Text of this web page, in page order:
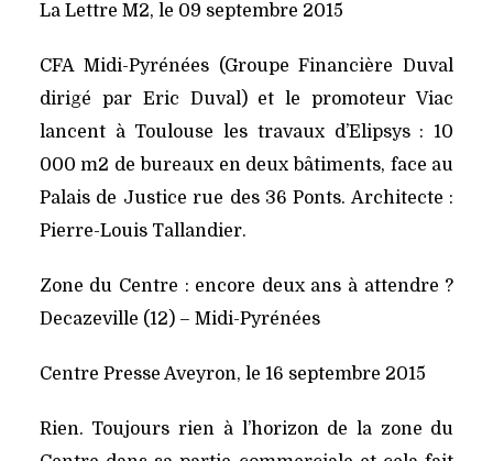
La Lettre M2, le 09 septembre 2015
CFA Midi-Pyrénées (Groupe Financière Duval
dirigé par Eric Duval) et le promoteur Viac
lancent à Toulouse les travaux d’Elipsys : 10
000 m2 de bureaux en deux bâtiments, face au
Palais de Justice rue des 36 Ponts. Architecte :
Pierre-Louis Tallandier.
Zone du Centre : encore deux ans à attendre ?
Decazeville (12) – Midi-Pyrénées
Centre Presse Aveyron, le 16 septembre 2015
Rien. Toujours rien à l’horizon de la zone du